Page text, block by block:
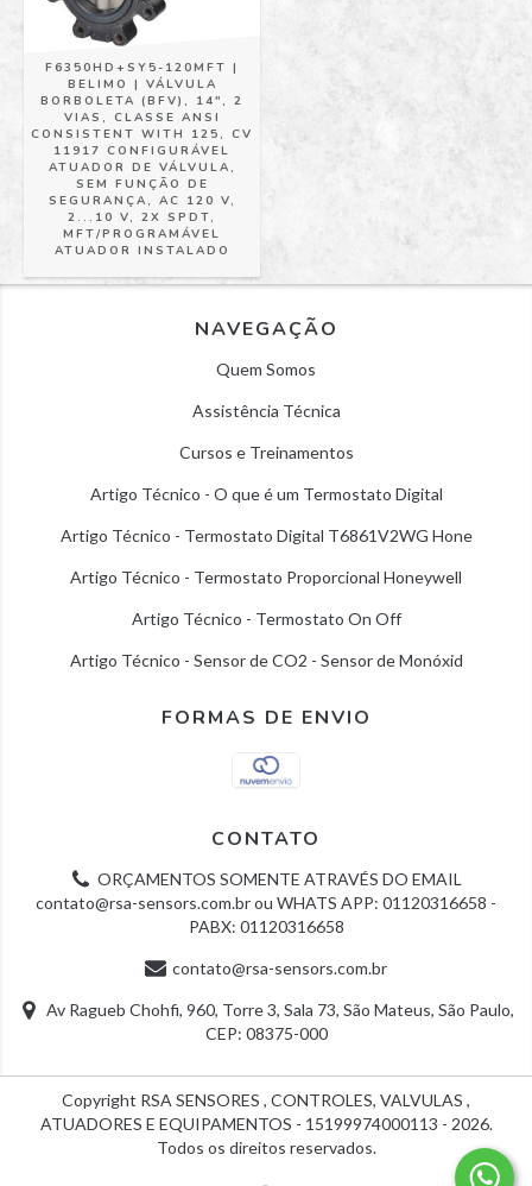
F6350HD+SY5-120MFT |
BELIMO | VÁLVULA
BORBOLETA (BFV), 14", 2
VIAS, CLASSE ANSI
CONSISTENT WITH 125, CV
11917 CONFIGURÁVEL
ATUADOR DE VÁLVULA,
SEM FUNÇÃO DE
SEGURANÇA, AC 120 V,
2...10 V, 2X SPDT,
MFT/PROGRAMÁVEL
ATUADOR INSTALADO
NAVEGAÇÃO
Quem Somos
Assistência Técnica
Cursos e Treinamentos
Artigo Técnico - O que é um Termostato Digital
Artigo Técnico - Termostato Digital T6861V2WG Hone
Artigo Técnico - Termostato Proporcional Honeywell
Artigo Técnico - Termostato On Off
Artigo Técnico - Sensor de CO2 - Sensor de Monóxid
FORMAS DE ENVIO
CONTATO
ORÇAMENTOS SOMENTE ATRAVÉS DO EMAIL
contato@rsa-sensors.com.brou WHATS APP: 01120316658 -
PABX: 01120316658
contato@rsa-sensors.com.br
Av Ragueb Chohfi, 960, Torre 3, Sala 73, São Mateus, São Paulo,
CEP: 08375-000
Copyright RSA SENSORES , CONTROLES, VALVULAS ,
ATUADORES E EQUIPAMENTOS - 15199974000113 - 2026.
Todos os direitos reservados.